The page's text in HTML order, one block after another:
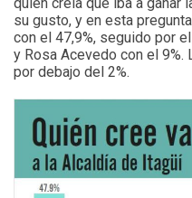
su gusto, y en esta
con el 47,9%, seguido por
y Rosa Acevedo con el
por debajo del 2%.